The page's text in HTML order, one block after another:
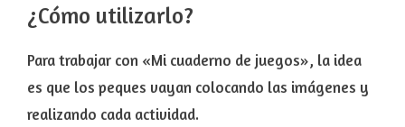
¿Cómo utilizarlo?
Para trabajar con «Mi cuaderno de juegos», la idea
es que los peques vayan colocando las imágenes y
realizando cada actividad.